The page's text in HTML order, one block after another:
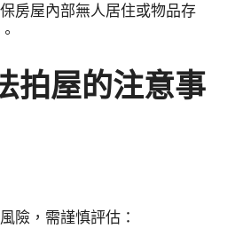
房屋內部無人居住或物品存
拍屋的注意事
險，需謹慎評估：